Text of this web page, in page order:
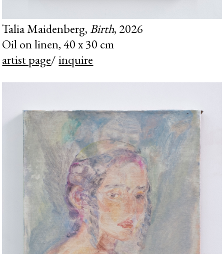
Talia Maidenberg,Birth, 2026
Oil on linen, 40 x 30 cm
artist page/inquire